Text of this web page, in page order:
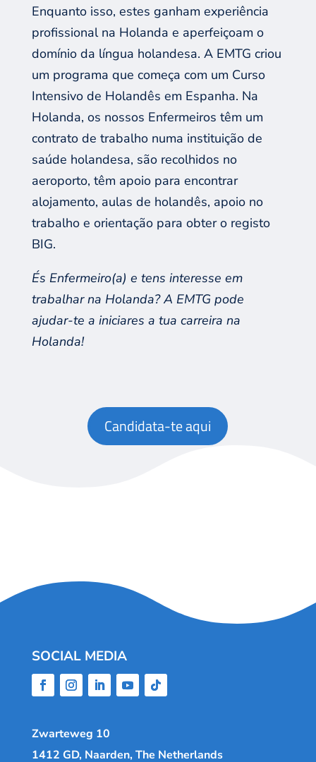
Enquanto isso, estes ganham experiência
profissional na Holanda e aperfeiçoam o
domínio da língua holandesa. A EMTG criou
um programa que começa com um Curso
Intensivo de Holandês em Espanha. Na
Holanda, os nossos Enfermeiros têm um
contrato de trabalho numa instituição de
saúde holandesa, são recolhidos no
aeroporto, têm apoio para encontrar
alojamento, aulas de holandês, apoio no
trabalho e orientação para obter o registo
BIG.
És Enfermeiro(a) e tens interesse em
trabalhar na Holanda?A EMTG pode
ajudar-te a iniciares a tua carreira na
Holanda!
Candidata-te aqui
SOCIAL MEDIA
Zwarteweg 10
1412 GD, Naarden, The Netherlands